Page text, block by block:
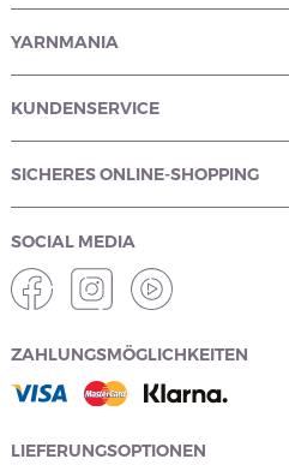
YARNMANIA
KUNDENSERVICE
SICHERES ONLINE-SHOPPING
SOCIAL MEDIA
ZAHLUNGSMÖGLICHKEITEN
LIEFERUNGSOPTIONEN